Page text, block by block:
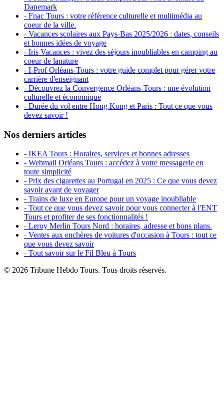
Danemark
- Fnac Tours : votre référence culturelle et multimédia au
coeur de la ville.
- Vacances scolaires aux Pays-Bas 2025/2026 : dates, conseils
et bonnes idées de voyage
- Iris Vacances : vivez des séjours inoubliables en camping au
coeur de lanature
- I-Prof Orléans-Tours : votre guide complet pour gérer votre
carrière d'enseignant
- Découvrez la Convergence Orléans-Tours : une évolution
culturelle et économique
- Durée du vol entre Hong Kong et Paris : Tout ce que vous
devez savoir !
Nos derniers articles
- IKEA Tours : Horaires, services et bonnes adresses
- Webmail Orléans Tours : accédez à votre messagerie en
toute simplicité
- Prix des cigarettes au Portugal en 2025 : Ce que vous devez
savoir avant de voyager
- Trains de luxe en Europe pour un voyage inoubliable
- Tout ce que vous devez savoir pour vous connecter à l'ENT
Tours et profiter de ses fonctionnalités !
- Leroy Merlin Tours Nord : horaires, adresse et bons plans.
- Ventes aux enchères de voitures d'occasion à Tours : tout ce
que vous devez savoir
- Tout savoir sur le Fil Bleu à Tours
© 2026 Tribune Hebdo Tours. Tous droits réservés.